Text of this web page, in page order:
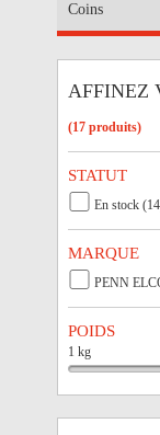
Coins
AFFINEZ
(17 produits)
STATUT
En stock
MARQUE
PENN
POIDS
1 kg